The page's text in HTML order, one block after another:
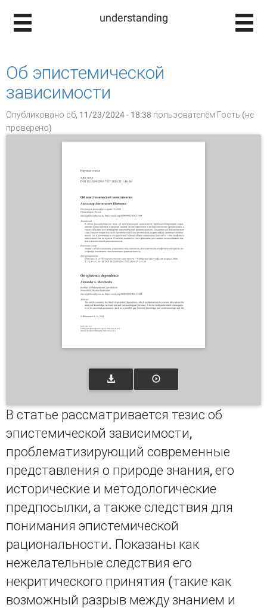
understanding
Об эпистемической
зависимости
Опубликовано сб, 11/23/2024 - 18:38 пользователем Гость (не
проверено)
В статье рассматривается тезис об
эпистемической зависимости,
проблематизирующий современные
представления о природе знания, его
исторические и методологические
предпосылки, а также следствия для
понимания эпистемической
рациональности. Показаны как
нежелательные следствия его
некритического принятия (такие как
возможный разрыв между знанием и